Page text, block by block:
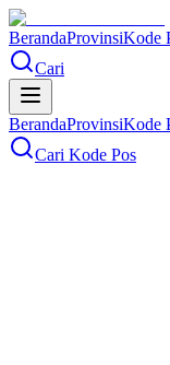
BerandaProvinsiKode
Cari
BerandaProvinsiKode
Cari Kode Pos